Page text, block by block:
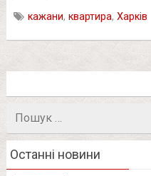
кажани, квартира, Харків
Пошук
Останні новини